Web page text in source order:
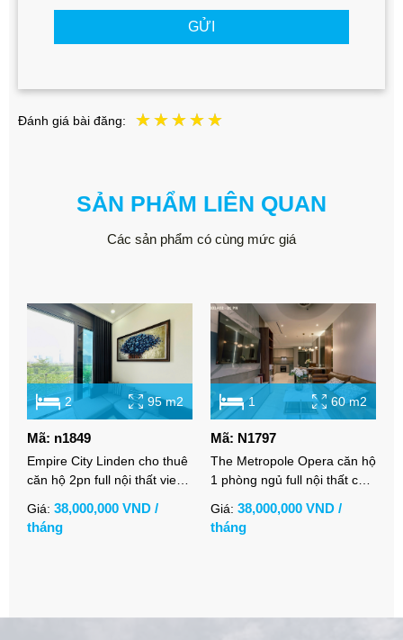
GỬI
Đánh giá bài đăng:
SẢN PHẨM LIÊN QUAN
Các sản phẩm có cùng mức giá
2 95 m2
Mã: n1849
Empire City Linden cho thuê
căn hộ 2pn full nội thất view
Giá: 38,000,000 VND /
tháng
1 60 m2
Mã: N1797
The Metropole Opera căn hộ
1 phòng ngủ full nội thất cho
Giá: 38,000,000 VND /
tháng